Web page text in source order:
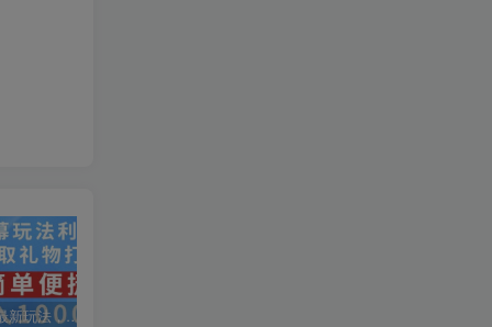
抖音弹幕最新玩法，利用粉丝好奇心赚取礼物打赏，轻松日入1000+